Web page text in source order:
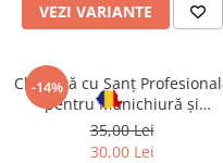
VEZI VARIANTE
-14%
Chiuretă cu Șanț
pentru Manichiură și
Pedichiură C 2 mm CHIRA
35,00 Lei
30,00 Lei